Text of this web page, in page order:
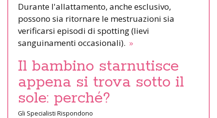
Durante l'allattamento, anche esclusivo,
possono sia ritornare le mestruazioni sia
verificarsi episodi di spotting (lievi
sanguinamenti occasionali). »
Il bambino starnutisce
appena si trova sotto il
sole: perché?
Gli Specialisti Rispondono